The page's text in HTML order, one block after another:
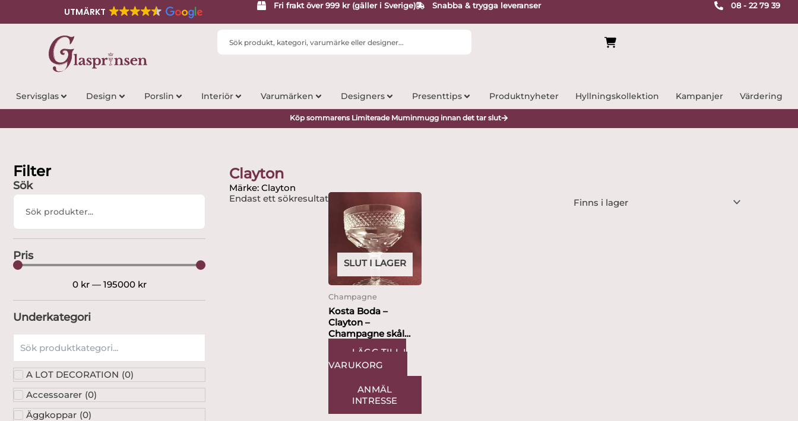
UTMÄRKT
Fri frakt över 999 kr (gäller i Sverige) Snabba & trygga leveranser 08 - 22 79 39
Search
Servisglas Design Porslin Interiör Varumärken Designers Presenttips Produktnyheter Hyllningskollektion Kampanjer Värdering
Köp sommarens Limiterade Muminmugg innan det tar slut
Filter
Sök
Search
Pris
0 kr— 195000 kr
Underkategori
A LOT DECORATION (0)
Accessoarer (0)
Äggkoppar (0)
Clayton
Märke: Clayton
Endast ett sökresultat
SLUT I LAGER
Champagne
Kosta Boda –
Clayton –
Champagne skål
LÄGG TILL I
VARUKORG
ANMÄL
INTRESSE